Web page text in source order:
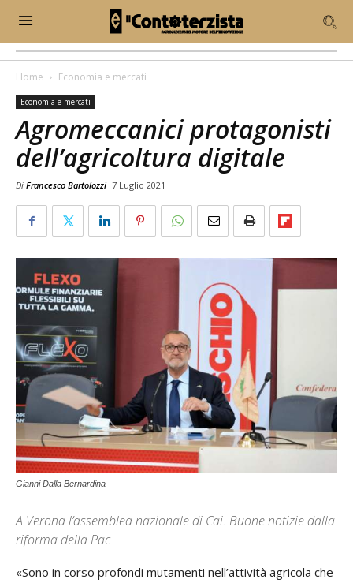
Home Economia e mercati
Economia e mercati
Agromeccanici protagonisti
dell’agricoltura digitale
Di Francesco Bartolozzi 7 Luglio 2021
Gianni Dalla Bernardina
A Verona l’assemblea nazionale di Cai. Buone notizie dalla
riforma della Pac
«Sono in corso profondi mutamenti nell’attività agricola che